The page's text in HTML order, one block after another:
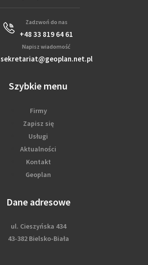
Zadzwoń do nas
+48 33 819 64 61
Napisz wiadomość
sekretariat@geoplan.net.pl
Szybkie menu
Firmy
Zapisz się
Usługi
Aktualności
Kontakt
Geoplan
Dane adresowe
ul. Cieszyńska 434
43-382 Bielsko-Biała